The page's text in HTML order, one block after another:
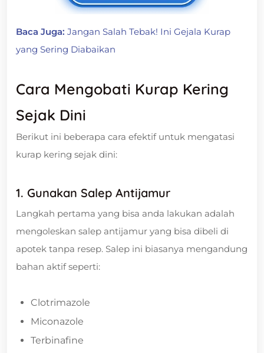
Baca Juga: Jangan Salah Tebak! Ini Gejala Kurap
yang Sering Diabaikan
Cara Mengobati Kurap Kering
Sejak Dini
Berikut ini beberapa cara efektif untuk mengatasi
kurap kering sejak dini:
1. Gunakan Salep Antijamur
Langkah pertama yang bisa anda lakukan adalah
mengoleskan salep antijamur yang bisa dibeli di
apotek tanpa resep. Salep ini biasanya mengandung
bahan aktif seperti:
Clotrimazole
Miconazole
Terbinafine